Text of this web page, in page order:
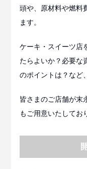
頭や、原材料や燃料
ます。
ケーキ・スイーツ店
たらよいか？必要な
のポイントは？など
皆さまのご店舗が末
もご用意いたしてお